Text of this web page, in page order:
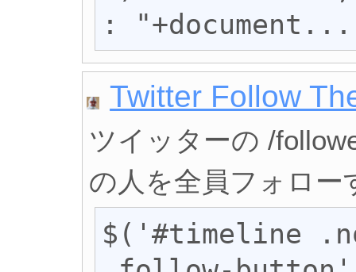
:
Twitter Follow
ツイッターの /
の人を全員フォロー
$('#timeline